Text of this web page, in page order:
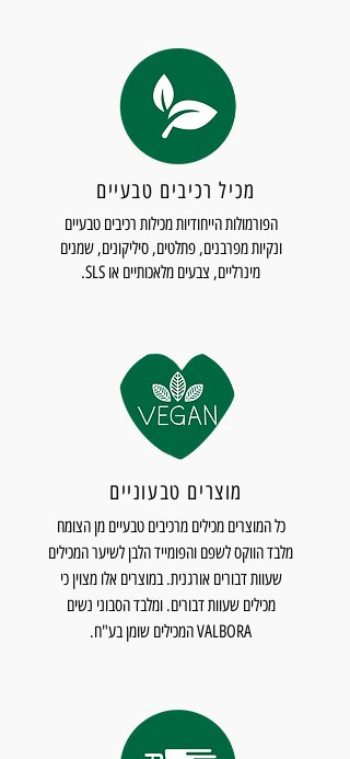
מכיל רכיבים טבעיים
הפורמולות הייחודיות מכילות רכיבים טבעיים
ונקיות מפרבנים, פתלטים, סיליקונים, שמנים
מינרליים, צבעים מלאכותיים או SLS.
מוצרים טבעוניים
כל המוצרים מכילים מרכיבים טבעיים מן הצומח
מלבד הווקס לשפם והפומייד הלבן לשיער המכילים
שעוות דבורים אורגנית. במוצרים אלו מצוין כי
מכילים שעוות דבורים. ומלבד הסבוני נשים
VALBORA המכילים שומן בע"ח.